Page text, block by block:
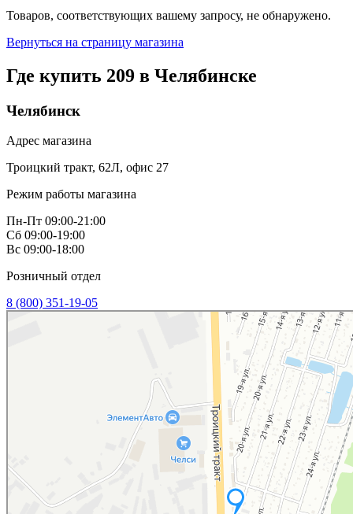
Товаров, соответствующих вашему запросу, не обнаружено.
Вернуться на страницу магазина
Где купить 209 в Челябинске
Челябинск
Адрес магазина
Троицкий тракт, 62Л, офис 27
Режим работы магазина
Пн-Пт 09:00-21:00
Сб 09:00-19:00
Вс 09:00-18:00
Розничный отдел
8 (800) 351-19-05